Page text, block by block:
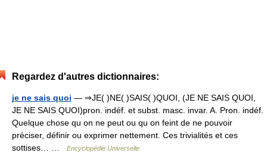
Regardez d'autres dictionnaires:
je ne sais quoi — ⇒JE( )NE( )SAIS( )QUOI, (JE NE SAIS QUOI,
JE NE SAIS QUOI)pron. indéf. et subst. masc. invar. A. Pron. indéf.
Quelque chose qu on ne peut ou qu on feint de ne pouvoir
préciser, définir ou exprimer nettement. Ces trivialités et ces
sottises… …
Encyclopédie Universelle